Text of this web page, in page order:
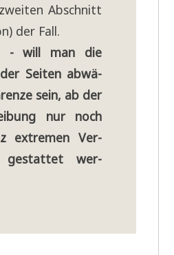
Abschnitt
der Fall.
- will man die
Sei­ten abwä­
sein, ab der
nur noch
extre­men Ver­
gestat­tet wer­